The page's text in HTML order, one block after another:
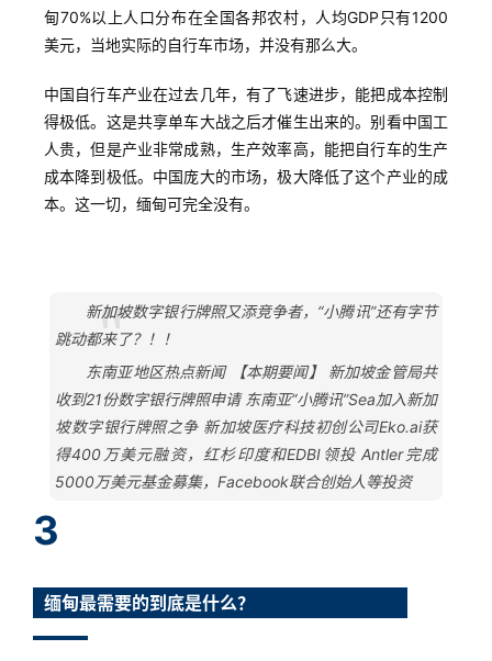
甸70%以上人口分布在全国各邦农村，人均GDP只有1200
美元，当地实际的自行车市场，并没有那么大。
中国自行车产业在过去几年，有了飞速进步，能把成本控制
得极低。这是共享单车大战之后才催生出来的。别看中国工
人贵，但是产业非常成熟，生产效率高，能把自行车的生产
成本降到极低。中国庞大的市场，极大降低了这个产业的成
本。这一切，缅甸可完全没有。
新加坡数字银行牌照又添竞争者，“小腾讯”还有字节
跳动都来了？！！
东南亚地区热点新闻 【本期要闻】 新加坡金管局共
收到21份数字银行牌照申请 东南亚“小腾讯”Sea加入新加
坡数字银行牌照之争 新加坡医疗科技初创公司Eko.ai获
得400万美元融资，红杉印度和EDBI领投 Antler完成
5000万美元基金募集，Facebook联合创始人等投资
3
缅甸最需要的到底是什么？